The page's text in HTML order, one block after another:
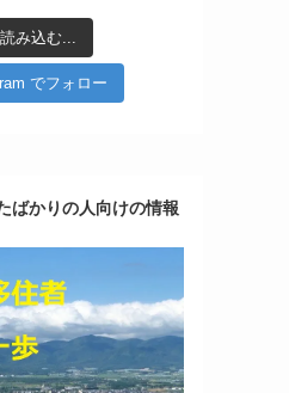
み込む...
でフォロー
ばかりの人向けの情報